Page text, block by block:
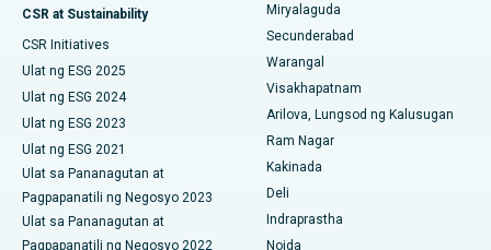
Pinakamahusay na Ospital sa GS Road, Guwahati
Pinakamahusay na Ospital sa Hyderguda, Hyderabad
Pinakamahusay na Ospital sa Vijay Nagar, Indore
Pinakamahusay na Ospital sa Suryaraopeta Main Road,
Kakinada
Pinakamahusay na Ospital sa Canal Circular Road, Kolkata
Parathyroidectomy
Cytoreductive Surgery
Ceramic Kabuuang Pagpapalit ng Tuhod
ERCP
CSR at Sustainability
CSR Initiatives
Ulat ng ESG 2025
Ulat ng ESG 2024
Ulat ng ESG 2023
Ulat ng ESG 2021
Ulat sa Pananagutan at
Pagpapanatili ng Negosyo 2023
Ulat sa Pananagutan at
Pagpapanatili ng Negosyo 2022
Miryalaguda
Secunderabad
Warangal
Visakhapatnam
Arilova, Lungsod ng Kalusugan
Ram Nagar
Kakinada
Deli
Indraprastha
Noida